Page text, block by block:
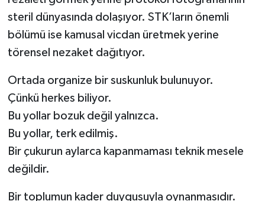
steril dünyasında dolaşıyor. STK’ların önemli
bölümü ise kamusal vicdan üretmek yerine
törensel nezaket dağıtıyor.
Ortada organize bir suskunluk bulunuyor.
Çünkü herkes biliyor.
Bu yollar bozuk değil yalnızca.
Bu yollar, terk edilmiş.
Bir çukurun aylarca kapanmaması teknik mesele
değildir.
Bir toplumun kader duygusuyla oynanmasıdır.